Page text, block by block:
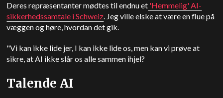
Deres repræsentanter mødtes til endnu et 'Hemmelig' AI-
sikkerhedssamtale i Schweiz. Jeg ville elske at være en flue på
væggen og høre, hvordan det gik.
"Vi kan ikke lide jer, I kan ikke lide os, men kan vi prøve at
sikre, at AI ikke slår os alle sammen ihjel?
Talende AI